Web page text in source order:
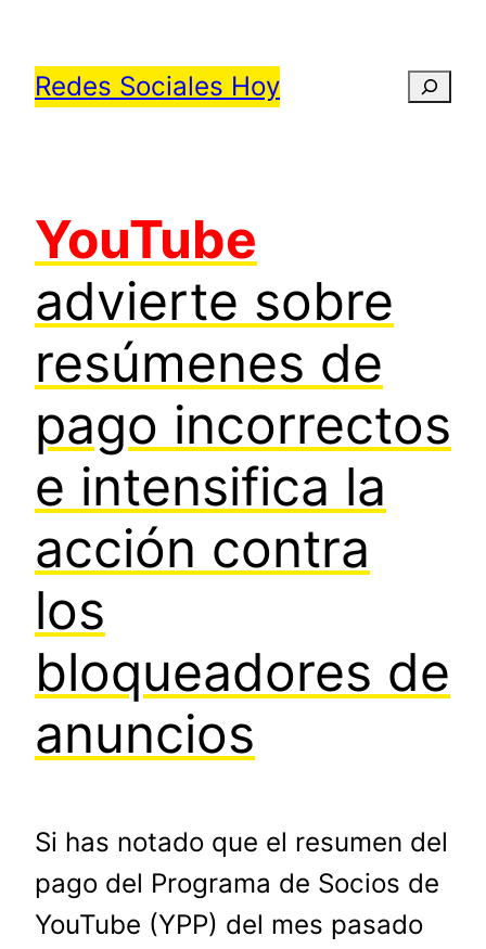
contenido
Redes Sociales Hoy
YouTube
advierte sobre
resúmenes de
pago incorrectos
e intensifica la
acción contra
los
bloqueadores de
anuncios
Si has notado que el resumen del
pago del Programa de Socios de
YouTube (YPP) del mes pasado